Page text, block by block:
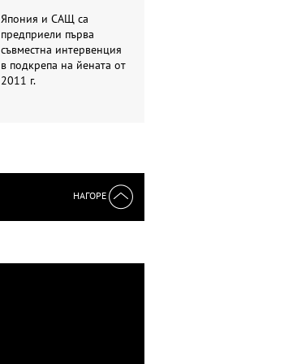
Япония и САЩ са
предприели първа
съвместна интервенция
в подкрепа на йената от
2011 г.
НАГОРЕ